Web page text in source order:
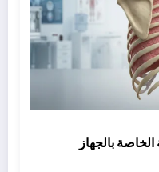
الخاصة بالجهاز